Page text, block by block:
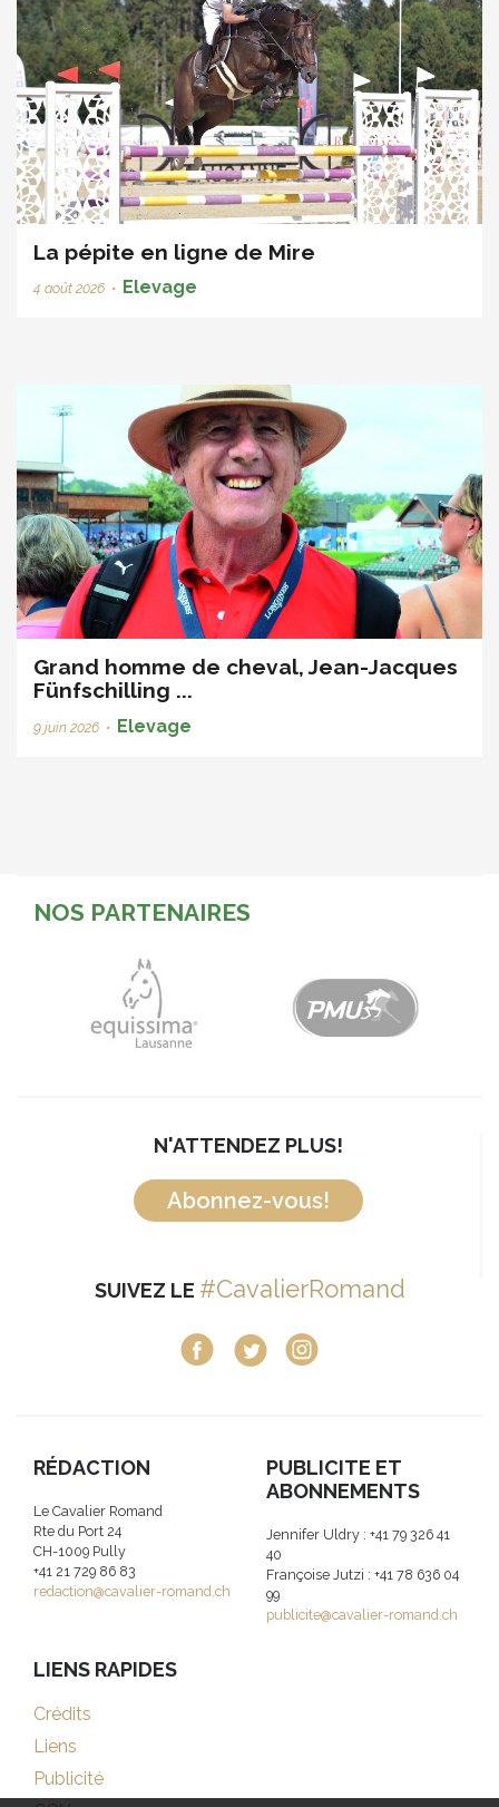
La pépite en ligne de Mire
4 août 2026 • Elevage
Grand homme de cheval, Jean-Jacques
Fünfschilling ...
9 juin 2026 • Elevage
NOS PARTENAIRES
N'ATTENDEZ PLUS!
Abonnez-vous!
SUIVEZ LE #CavalierRomand
RÉDACTION
Le Cavalier Romand
Rte du Port 24
CH-1009 Pully
+41 21 729 86 83
redaction@cavalier-romand.ch
PUBLICITE ET
ABONNEMENTS
Jennifer Uldry : +41 79 326 41
40
Françoise Jutzi : +41 78 636 04
99
publicite@cavalier-romand.ch
LIENS RAPIDES
Crédits
Liens
Publicité